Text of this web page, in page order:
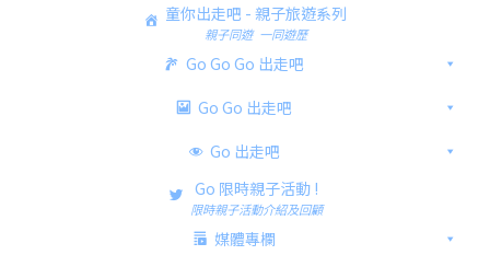
童你出走吧 - 親子旅遊系列
親子同遊 一同遊歷
Go Go Go 出走吧
Go Go 出走吧
Go 出走吧
Go 限時親子活動 !
限時親子活動介紹及回顧
媒體專欄